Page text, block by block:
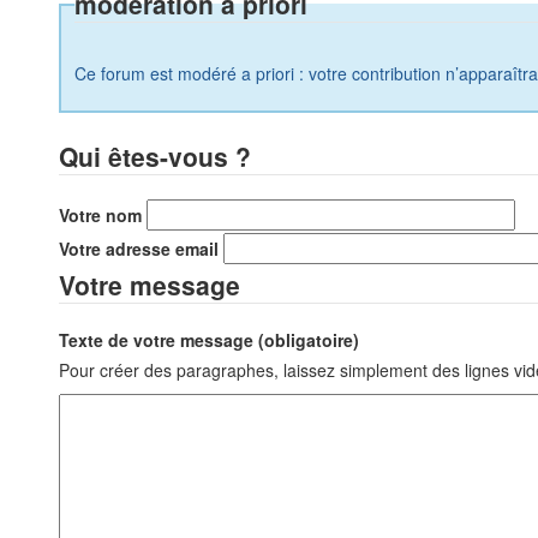
Ce forum est modéré a priori : votre contribution
Qui êtes-vous ?
Votre nom
Votre adresse email
Votre message
Texte de votre message (obligatoire)
Pour créer des paragraphes, laissez simplement des lignes